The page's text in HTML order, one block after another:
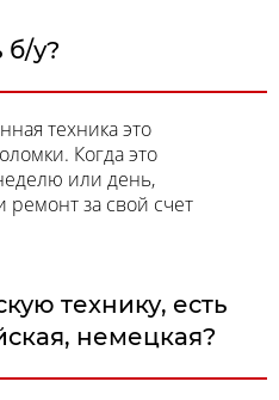
б/у?
техника это
Когда это
или день,
ремонт за свой счет
технику, есть
немецкая?